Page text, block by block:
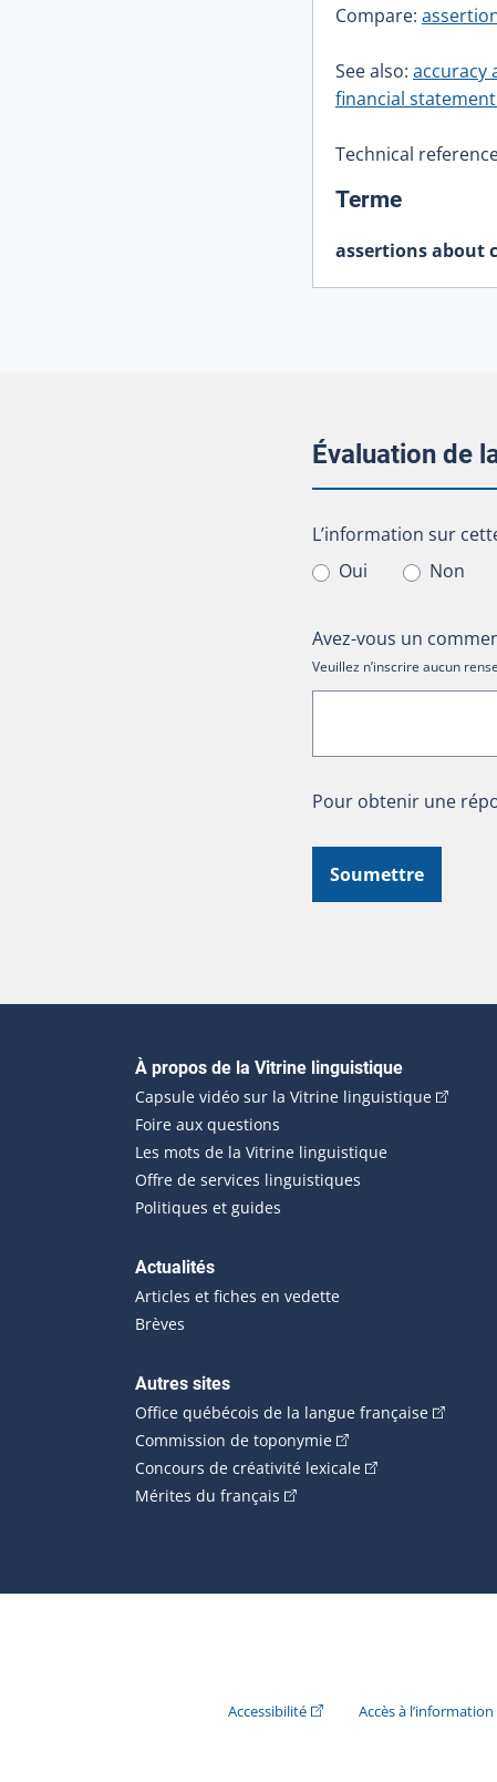
Compare:
See also: accuracy
financial
Technical
Terme:
assertions about
Évaluation de
L’information sur
L’information sur
Oui
Non
Avez-vous un
Veuillez n’inscrire aucun
Pour obtenir une
Soumettre
Navigation principale
À propos de la Vitrine linguistique
Capsule vidéo sur la Vitrine linguistique(Cet
Foire aux questions
Les mots de la Vitrine linguistique
Offre de services linguistiques
Politiques et guides
Actualités
Articles et fiches en vedette
Brèves
Autres sites
Office québécois de la langue française(Cet
Commission de toponymie(Cet hyperlien
Concours de créativité lexicale(Cet hyperlien
Mérites du français (Cet hyperlien externe
Accessibilité(Cet hyperlien externe
Accès à l’information